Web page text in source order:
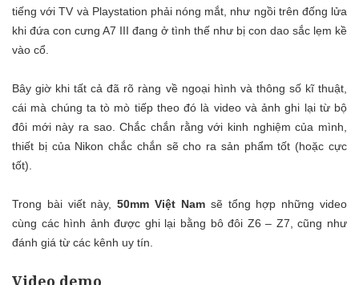
tiếng với TV và Playstation phải nóng mắt, như ngồi trên đống lửa
khi đứa con cưng A7 III đang ở tình thế như bị con dao sắc lẹm kề
vào cổ.
Bây giờ khi tất cả đã rõ ràng về ngoại hình và thông số kĩ thuật,
cái mà chúng ta tò mò tiếp theo đó là video và ảnh ghi lại từ bộ
đôi mới này ra sao. Chắc chắn rằng với kinh nghiệm của mình,
thiết bị của Nikon chắc chắn sẽ cho ra sản phẩm tốt (hoặc cực
tốt).
Trong bài viết này,50mm Việt Namsẽ tổng hợp những video
cùng các hình ảnh được ghi lại bằng bô đôi Z6 – Z7, cũng như
đánh giá từ các kênh uy tín.